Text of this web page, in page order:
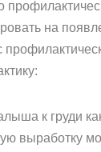
на
к груди
выработку